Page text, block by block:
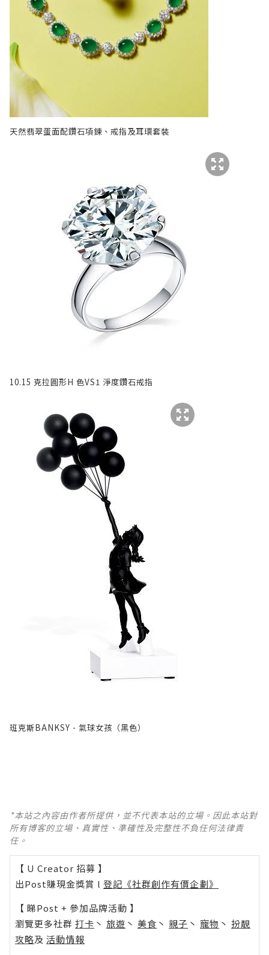
天然翡翠蛋面配鑽石項鍊、戒指及耳環套裝
10.15 克拉圓形H 色VS1 淨度鑽石戒指
班克斯BANKSY - 氣球女孩（黑色）
*本站之內容由作者所提供，並不代表本站的立場。因此本站對
所有博客的立場、真實性、準確性及完整性不負任何法律責
任。
【 U Creator 招募 】
出Post賺現金獎賞 l 登記《社群創作有價企劃》
【 睇Post + 參加品牌活動 】
瀏覽更多社群 打卡 丶 旅遊 丶 美食 丶 親子 丶 寵物 丶 扮靚
攻略及 活動情報